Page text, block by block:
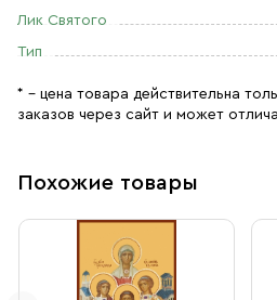
Лик Святого
Тип
* – цена товара действительна
заказов через сайт и может
Похожие товары